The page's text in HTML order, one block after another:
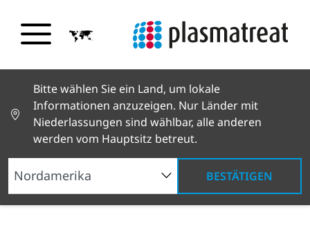
Bitte wählen Sie ein Land, um lokale
Informationen anzuzeigen. Nur Länder mit
Niederlassungen sind wählbar, alle anderen
werden vom Hauptsitz betreut.
BESTÄTIGEN
Neuigkeiten und Geschichten
News und Presse
Neue Niederlassung für die Region Benelux